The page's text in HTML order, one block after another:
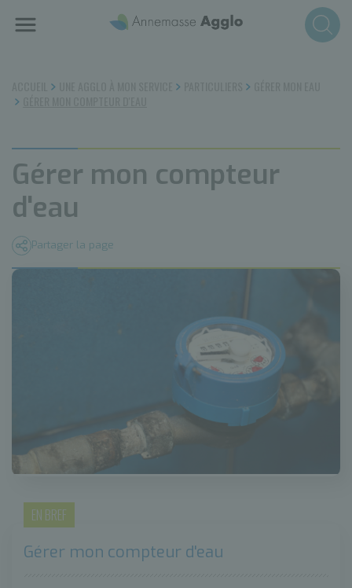
Gérer mon compteur
d'eau
Partager la page
EN BREF
Gérer mon compteur d'eau